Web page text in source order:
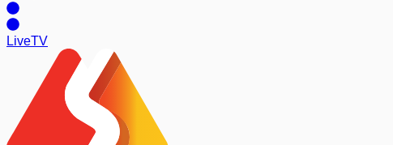
LiveTV